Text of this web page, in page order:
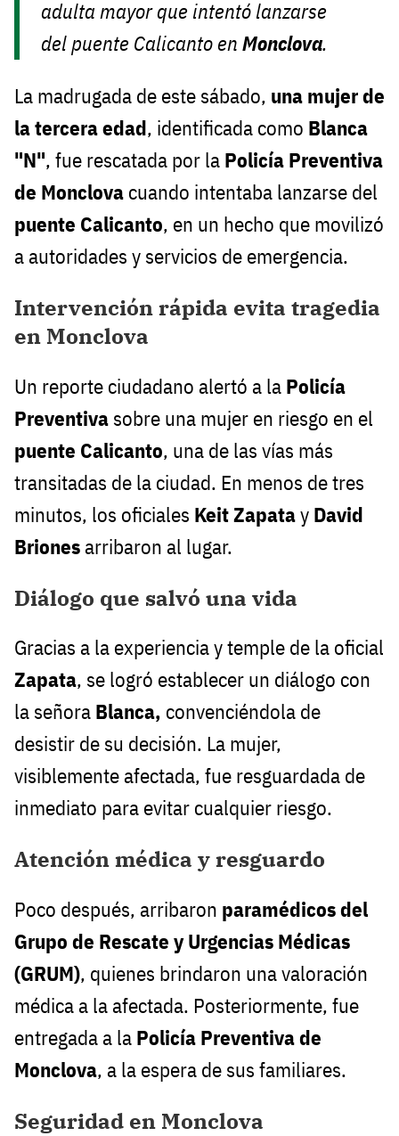
adulta mayor que intentó lanzarse
del puente Calicanto enMonclova.
La madrugada de este sábado, una mujer de
la tercera edad, identificada como Blanca
"N", fue rescatada por la Policía Preventiva
de Monclova cuando intentaba lanzarse del
puente Calicanto, en un hecho que movilizó
a autoridades y servicios de emergencia.
Intervención rápida evita tragedia
en Monclova
Un reporte ciudadano alertó a la Policía
Preventiva sobre una mujer en riesgo en el
puente Calicanto, una de las vías más
transitadas de la ciudad. En menos de tres
minutos, los oficiales Keit Zapatay David
Briones arribaron al lugar.
Diálogo que salvó una vida
Gracias a la experiencia y temple de la oficial
Zapata, se logró establecer un diálogo con
la señora Blanca, convenciéndola de
desistir de su decisión. La mujer,
visiblemente afectada, fue resguardada de
inmediato para evitar cualquier riesgo.
Atención médica y resguardo
Poco después, arribaron paramédicos del
Grupo de Rescate y Urgencias Médicas
(GRUM), quienes brindaron una valoración
médica a la afectada. Posteriormente, fue
entregada a la Policía Preventiva de
Monclova, a la espera de sus familiares.
Seguridad en Monclova